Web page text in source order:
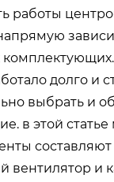
работы
долго и
выбрать и
в этой
составляют
вентилятор и